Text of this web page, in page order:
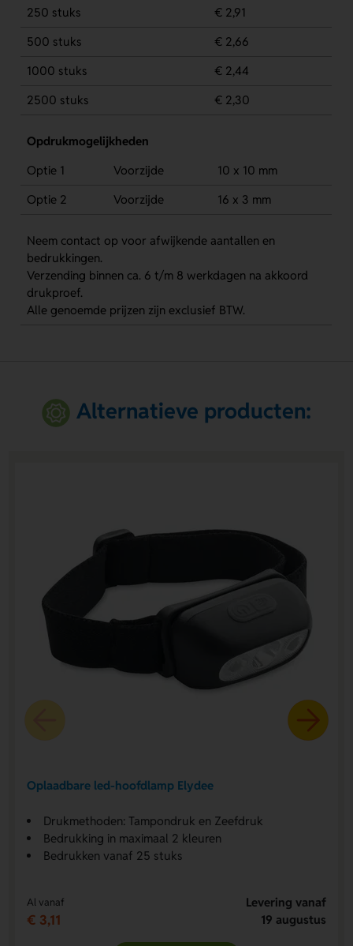
250 stuks
€ 2,91
500 stuks
€ 2,66
1000 stuks
€ 2,44
2500 stuks
€ 2,30
Opdrukmogelijkheden
Optie 1
Voorzijde
10 x 10 mm
Optie 2
Voorzijde 16 x 3 mm
Neem contact op voor afwijkende aantallen en
bedrukkingen.
Verzending binnen ca. 6 t/m 8 werkdagen na akkoord
drukproef.
Alle genoemde prijzen zijn exclusief BTW.
Alternatieve producten:
Oplaadbare led-hoofdlamp Elydee
Drukmethoden: Tampondruk en Zeefdruk
Bedrukking in maximaal 2 kleuren
Bedrukken vanaf 25 stuks
Al vanaf
€ 3,11
Levering vanaf
19 augustus